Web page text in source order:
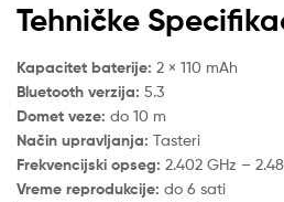
Tehničke
Kapacitet baterije: 2 × 110 mAh
Bluetooth verzija: 5.3
Domet veze: do 10 m
Način upravljanja: Tasteri
Frekvencijski opseg: 2.402 GHz –
Vreme reprodukcije: do 6 sati